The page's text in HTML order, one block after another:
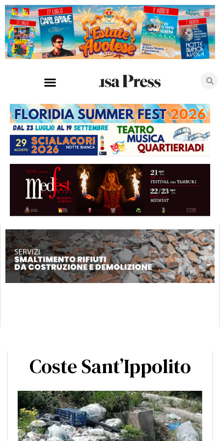
Coste Sant’Ippolito